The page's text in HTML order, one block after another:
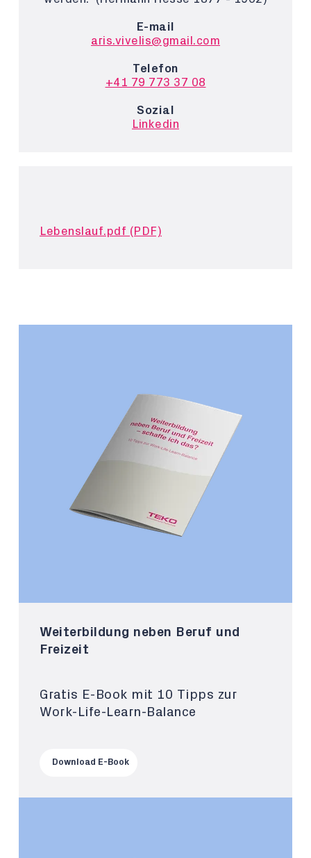
E-mail
aris.vivelis@gmail.com
Telefon
+41 79 773 37 08
Sozial
Linkedin
Lebenslauf.pdf (PDF)
Weiterbildung neben Beruf und
Freizeit
Gratis E-Book mit 10 Tipps zur
Work-Life-Learn-Balance
Download E-Book